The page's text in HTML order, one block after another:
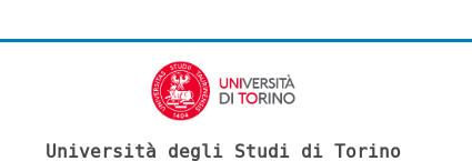
Università degli Studi di Torino